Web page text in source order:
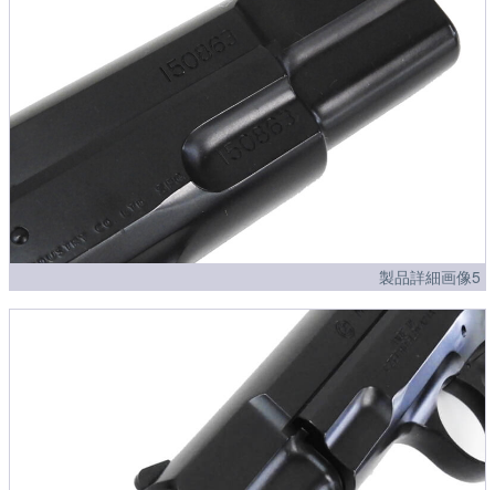
製品詳細画像5